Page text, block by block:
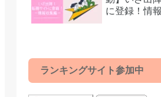
に登録！情
ランキングサイト参加中